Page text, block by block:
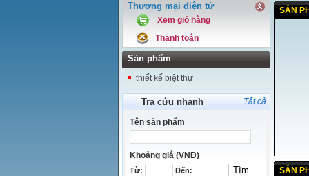
Thương mại điện tử
Xem giỏ hàng
Thanh toán
Sản phẩm
thiết kế biệt thự
Tra cứu nhanh Tất cả
Tên sản phẩm
Khoảng giá (VNĐ)
Từ: Đến:
SẢN
SẢN